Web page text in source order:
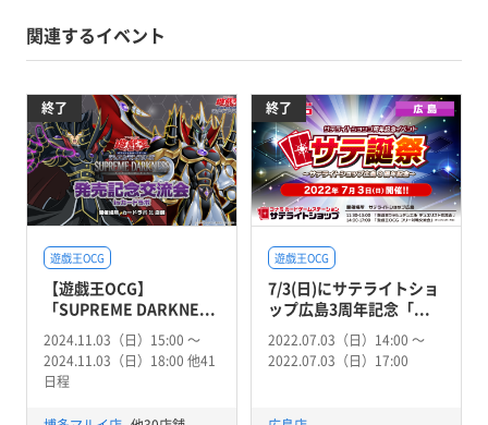
関連するイベント
終了
遊戯王OCG
【遊戯王OCG】
「SUPREME DARKNE...
2024.11.03（日）15:00 〜
2024.11.03（日）18:00 他41
日程
終了
遊戯王OCG
7/3(日)にサテライトショ
ップ広島3周年記念「...
2022.07.03（日）14:00 〜
2022.07.03（日）17:00